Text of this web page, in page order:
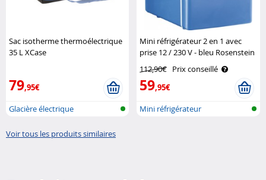
Sac isotherme thermoélectrique
35 L XCase
79,95€
Glacière électrique
Mini réfrigérateur 2 en 1 avec
prise 12 / 230 V - bleu Rosenstein
112,90€ Prix conseillé
59,95€
Mini réfrigérateur
Voir tous les produits similaires